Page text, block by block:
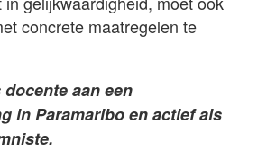
concrete maatregelen te
aan een
in Paramaribo en actief als